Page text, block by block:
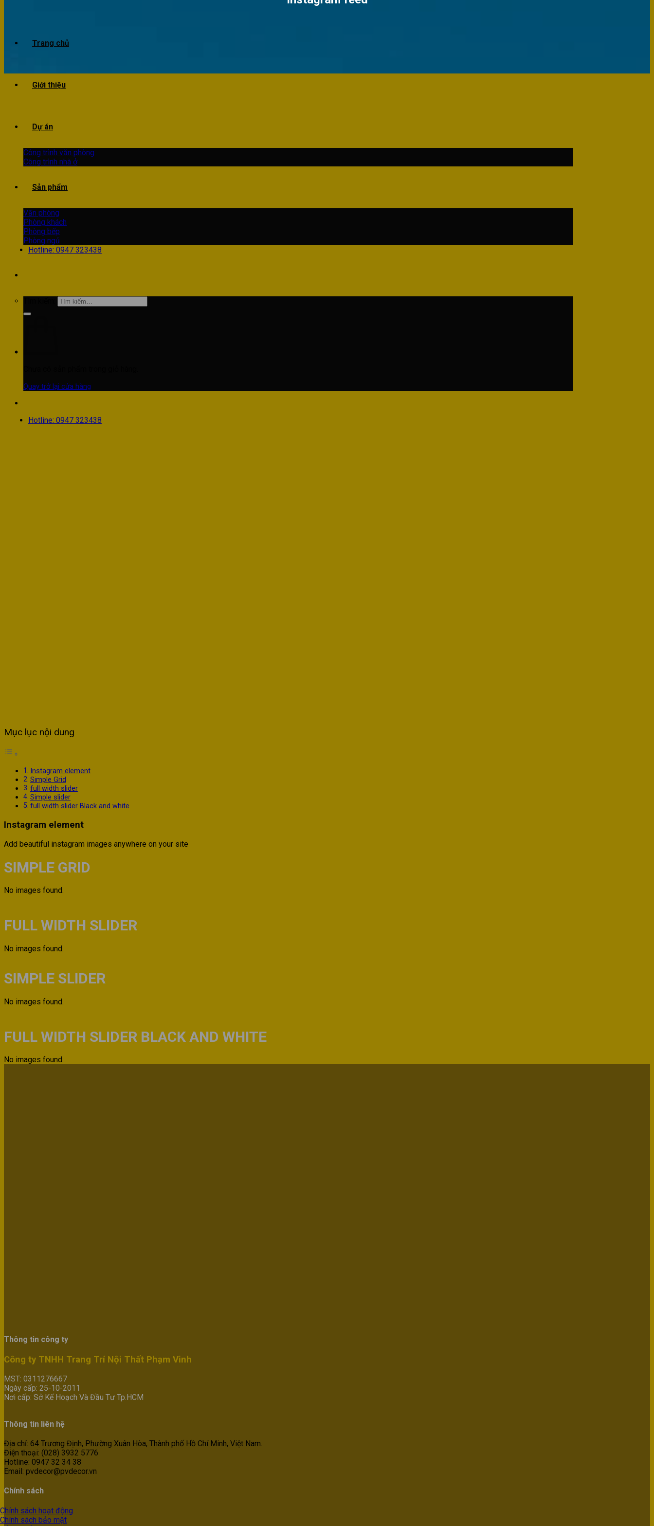
Trang chủ
Giới thiệu
Dự án
Công trình văn phòng
Công trình nhà ở
Sản phẩm
Văn phòng
Phòng khách
Phòng bếp
Phòng ngủ
Hotline: 0947 323438
Quay trở lại cửa hàng
Hotline: 0947 323438
Mục lục nội dung
Instagram element
Simple Grid
full width slider
Simple slider
full width slider Black and white
Instagram element
Add beautiful instagram images anywhere on your site
SIMPLE GRID
No images found.
FULL WIDTH SLIDER
No images found.
SIMPLE SLIDER
No images found.
FULL WIDTH SLIDER BLACK AND WHITE
No images found.
Thông tin công ty
Công ty TNHH Trang Trí Nội Thất Phạm Vinh
MST: 0311276667
Ngày cấp: 25-10-2011
Nơi cấp: Sở Kế Hoạch Và Đầu Tư Tp.HCM
Thông tin liên hệ
Địa chỉ: 64 Trương Định, Phường Xuân Hòa, Thành phố Hồ Chí Minh, Việt Nam.
Điện thoại: (028) 3932 5776
Hotline: 0947 32 34 38
Email: pvdecor@pvdecor.vn
Chính sách
Chính sách hoạt động
Chính sách bảo mật